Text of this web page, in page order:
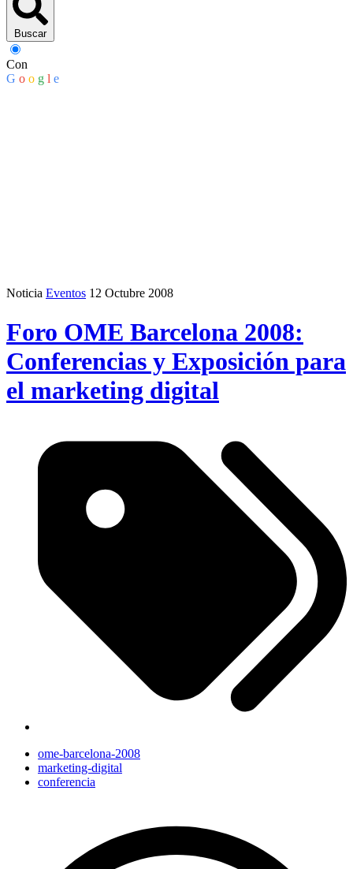
Buscar
Con
G o o g l e
Noticia Eventos 12 Octubre 2008
Foro OME Barcelona 2008:
Conferencias y Exposición para
el marketing digital
ome-barcelona-2008
marketing-digital
conferencia